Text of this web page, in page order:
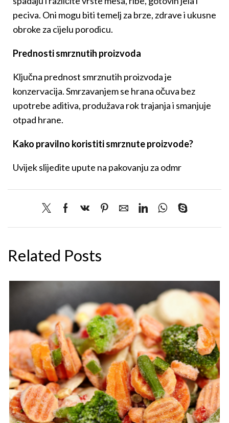
peciva. Oni mogu biti temelj za brze, zdrave i ukusne
obroke za cijelu porodicu.
Prednosti smrznutih proizvoda
Ključna prednost smrznutih proizvoda je
konzervacija. Smrzavanjem se hrana očuva bez
upotrebe aditiva, produžava rok trajanja i smanjuje
otpad hrane.
Kako pravilno koristiti smrznute proizvode?
Uvijek slijedite upute na pakovanju za odmr
Related Posts